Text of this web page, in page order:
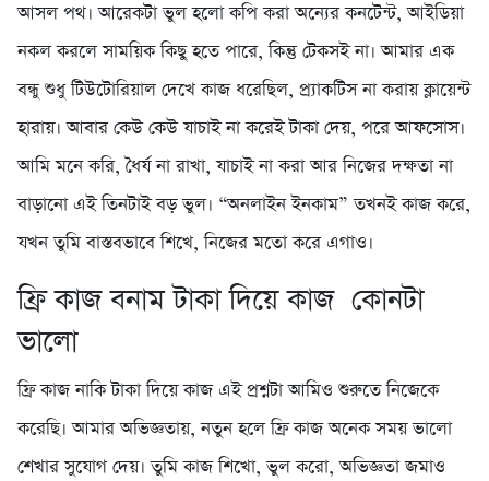
আসল পথ। আরেকটা ভুল হলো কপি করা অন্যের কনটেন্ট, আইডিয়া
নকল করলে সাময়িক কিছু হতে পারে, কিন্তু টেকসই না। আমার এক
বন্ধু শুধু টিউটোরিয়াল দেখে কাজ ধরেছিল, প্র্যাকটিস না করায় ক্লায়েন্ট
হারায়। আবার কেউ কেউ যাচাই না করেই টাকা দেয়, পরে আফসোস।
আমি মনে করি, ধৈর্য না রাখা, যাচাই না করা আর নিজের দক্ষতা না
বাড়ানো এই তিনটাই বড় ভুল। “অনলাইন ইনকাম” তখনই কাজ করে,
যখন তুমি বাস্তবভাবে শিখে, নিজের মতো করে এগাও।
ফ্রি কাজ বনাম টাকা দিয়ে কাজ কোনটা
ভালো
ফ্রি কাজ নাকি টাকা দিয়ে কাজ এই প্রশ্নটা আমিও শুরুতে নিজেকে
করেছি। আমার অভিজ্ঞতায়, নতুন হলে ফ্রি কাজ অনেক সময় ভালো
শেখার সুযোগ দেয়। তুমি কাজ শিখো, ভুল করো, অভিজ্ঞতা জমাও